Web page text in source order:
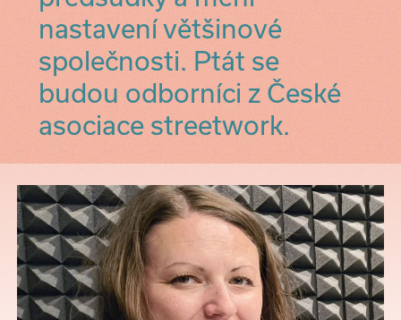
nastavení většinové
společnosti. Ptát se
budou odborníci z České
asociace streetwork.